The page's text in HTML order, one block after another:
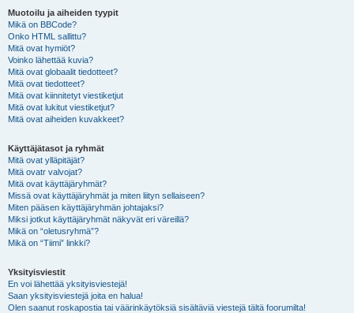
Muotoilu ja aiheiden tyypit
Mikä on BBCode?
Onko HTML sallittu?
Mitä ovat hymiöt?
Voinko lähettää kuvia?
Mitä ovat globaalit tiedotteet?
Mitä ovat tiedotteet?
Mitä ovat kiinnitetyt viestiketjut
Mitä ovat lukitut viestiketjut?
Mitä ovat aiheiden kuvakkeet?
Käyttäjätasot ja ryhmät
Mitä ovat ylläpitäjät?
Mitä ovatr valvojat?
Mitä ovat käyttäjäryhmät?
Missä ovat käyttäjäryhmät ja miten liityn sellaiseen?
Miten pääsen käyttäjäryhmän johtajaksi?
Miksi jotkut käyttäjäryhmät näkyvät eri väreillä?
Mikä on “oletusryhmä”?
Mikä on “Tiimi” linkki?
Yksityisviestit
En voi lähettää yksityisviestejä!
Saan yksityisviestejä joita en halua!
Olen saanut roskapostia tai väärinkäytöksiä sisältäviä viestejä tältä foorumilta!